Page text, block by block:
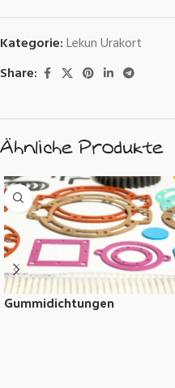
Kategorie:Lekun Urakort
Share:
Ähnliche Produkte
Gummidichtungen